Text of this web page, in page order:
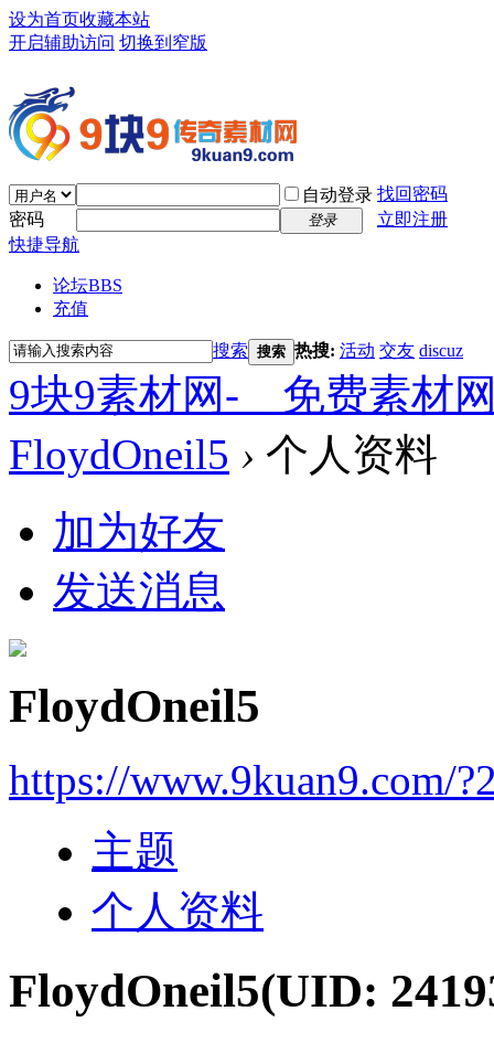
设为首页收藏本站
开启辅助访问 切换到窄版
自动登录 找回密码
密码
登录
立即注册
快捷导航
论坛BBS
充值
搜索 搜索 热搜: 活动 交友 discuz
9块9素材网-＿免费素材
FloydOneil5 › 个人资料
加为好友
发送消息
FloydOneil5
https://www.9kuan9.com/
主题
个人资料
FloydOneil5(UID: